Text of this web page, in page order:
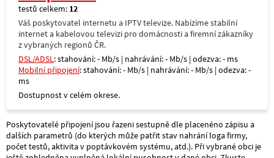
testů celkem: 12
Váš poskytovatel internetu a IPTV televize. Nabízíme stabilní
internet a kabelovou televizi pro domácnosti a firemní zákazníky
z vybraných regionů ČR.
DSL/ADSL: stahování: - Mb/s | nahrávání: - Mb/s | odezva: - ms
Mobilní připojení: stahování: - Mb/s | nahrávání: - Mb/s | odezva: -
ms
Dostupnost v celém okrese.
Poskytovatelé připojení jsou řazeni sestupně dle placenéno zápisu a
dalších parametrů (do kterých může patřit stav nahrání loga firmy,
počet testů, aktivita v poptávkovém systému, atd.). Při vybrané obci je